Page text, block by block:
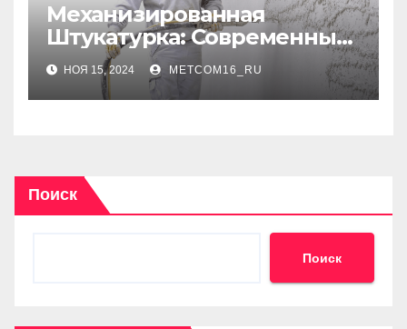
Механизированная
Штукатурка: Современные
Технологии для
Идеальных Стен
НОЯ 15, 2024 METCOM16_RU
Поиск
Поиск